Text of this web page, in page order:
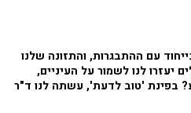
עם ההתבגרות, והתזונה שלנו
יעזרו לנו לשמור על העיניים,
בפינת 'טוב לדעת', עשתה לנו ד"ר